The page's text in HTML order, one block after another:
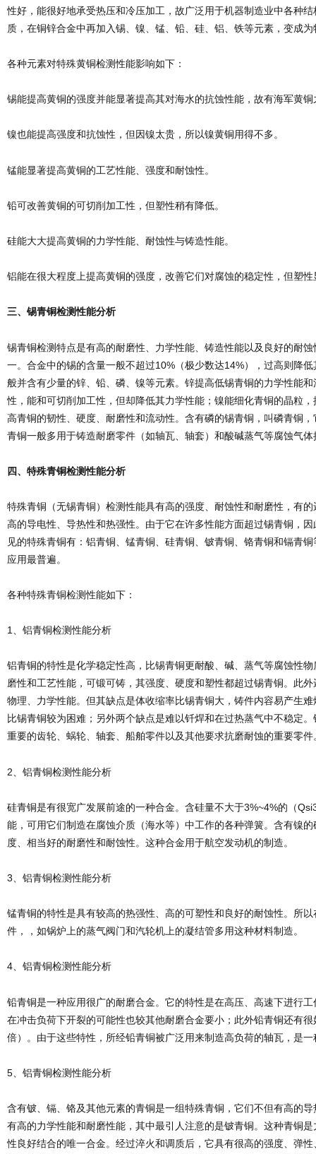
性好，能很好地承受热压和冷压加工，故广泛用于机器制造业中各种
质，在铜锌合金中再加入锡、镍、锰、铅、硅、铝、铁等元素，变成
各种元素对特殊黄铜检测性能影响如下：
锡能提高黄铜的强度并能显著提高其对海水的抗蚀性能，故有海军黄铜
镍也能提高强度和抗蚀性，但因镍太贵，所以镍黄铜用得不多。
锰能显著提高黄铜的工艺性能、强度和耐蚀性。
铅可改善黄铜的可切削加工性，但塑性稍有降低。
硅能大大提高黄铜的力学性能、耐蚀性与铸造性能。
铝能在很大程度上提高黄铜的强度，改善它们对腐蚀的稳定性，但塑性
三、锡青铜检测性能分析
锡青铜检测特点是有高的耐磨性、力学性能、铸造性能以及良好的耐
一。合金中的锡的含量一般不超过10%（极少数达14%），过高则降
般并含有少量的锌、铅、磷、镍等元素。锌提高低锡青铜的力学性能
性，能和可切削加工性，但却降低其力学性能；镍能细化青铜的晶粒
高青铜的韧性、硬度、耐磨性和流动性。含有磷的锡青铜，叫磷青铜
青铜一般多用于铸造耐磨零件（如轴瓦、轴套）和酸碱蒸气等腐蚀气
四、特殊青铜检测性能分析
特殊青铜（无锡青铜）检测性能具有高的强度、耐蚀性和耐磨性，有
高的导电性、导热性和热强性。由于它在许多性能方面超过锡青铜，
见的特殊青铜有：铝青铜、锰青铜、硅青铜、铍青铜、铬青铜和镉青
应用最普遍。
各种特殊青铜检测性能如下：
1、铝青铜检测性能分析
铝青铜的特性是化学稳定性高，比锡青铜更耐酸、碱、蒸气等腐蚀性
磨性和工艺性能，可锻可铸，其强度、硬度和塑性都超过锡青铜。此
物理、力学性能。但其缺点是体收缩率比锡青铜大，铸件内容易产生
比锡青铜较为困难；另外两个缺点是难以钎焊和在过热蒸气中不稳定
重要的齿轮、蜗轮、轴套、船舶零件以及其他要求抗磨耐蚀的重要零件
2、铝青铜检测性能分析
硅青铜是有很宽广发展前途的一种合金。含硅量不大于3%~4%的（
能，可用它们制造在腐蚀介质（海水等）中工作的各种弹簧。含有镍
度、相当好的耐磨性和耐蚀性。这种合金用于航空发动机的制造。
3、铝青铜检测性能分析
锰青铜的特性是具有较高的热强性、高的可塑性和良好的耐蚀性。所
件，，如锅炉上的蒸气阀门和汽轮机上的凝结管多用这种材料制造。
4、铝青铜检测性能分析
铅青铜是一种应用很广的耐磨合金。它的特性是在高压、高速下进行
在冲击负荷下开裂的可能性也较其他耐磨合金要小；此外铅青铜还有
倍）。由于这些特性，所经铅青铜被广泛用来制造高负荷的轴瓦，是
5、铝青铜检测性能分析
含有铍、镉、铬及其他元素的青铜是一组特殊青铜，它们不但有高的
有高的力学性能和耐磨性能，其中最引人注意的是铍青铜。这种青铜
性良好结合的唯一合金。经过淬火和调质后，它具有很高的强度、弹